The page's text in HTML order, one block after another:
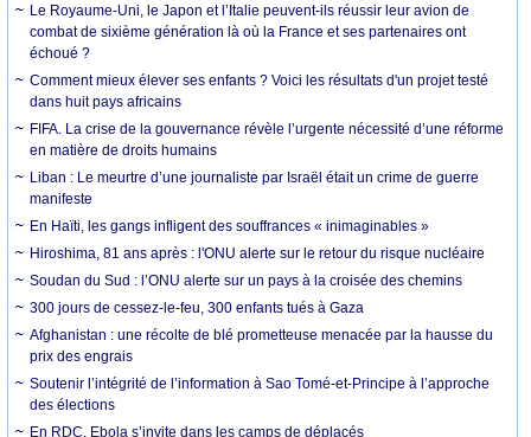
Le Royaume-Uni, le Japon et l’Italie peuvent-ils réussir leur avion de
combat de sixième génération là où la France et ses partenaires ont
échoué ?
Comment mieux élever ses enfants ? Voici les résultats d'un projet testé
dans huit pays africains
FIFA. La crise de la gouvernance révèle l’urgente nécessité d’une réforme
en matière de droits humains
Liban : Le meurtre d’une journaliste par Israël était un crime de guerre
manifeste
En Haïti, les gangs infligent des souffrances « inimaginables »
Hiroshima, 81 ans après : l'ONU alerte sur le retour du risque nucléaire
Soudan du Sud : l’ONU alerte sur un pays à la croisée des chemins
300 jours de cessez-le-feu, 300 enfants tués à Gaza
Afghanistan : une récolte de blé prometteuse menacée par la hausse du
prix des engrais
Soutenir l’intégrité de l’information à Sao Tomé-et-Principe à l’approche
des élections
En RDC, Ebola s’invite dans les camps de déplacés